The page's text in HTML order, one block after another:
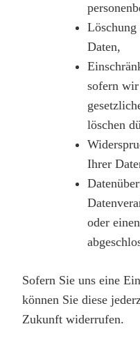
Löschung
Daten,
sofern
löschen
Ihrer
oder
Sofern Sie uns eine
können Sie diese
Zukunft widerrufen.